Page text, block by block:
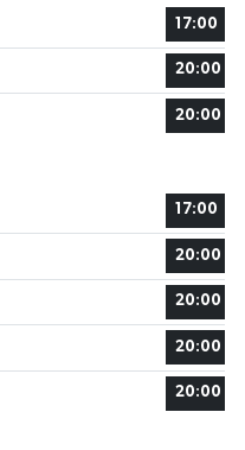
17:00
20:00
20:00
17:00
20:00
20:00
20:00
20:00